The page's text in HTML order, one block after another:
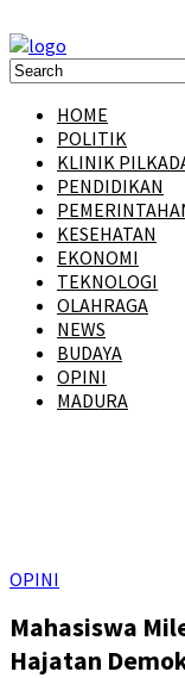
HOME
POLITIK
KLINIK
PENDIDIKAN
KESEHATAN
EKONOMI
TEKNOLOGI
OLAHRAGA
NEWS
BUDAYA
OPINI
MADURA
OPINI
Mahasiswa
Hajatan